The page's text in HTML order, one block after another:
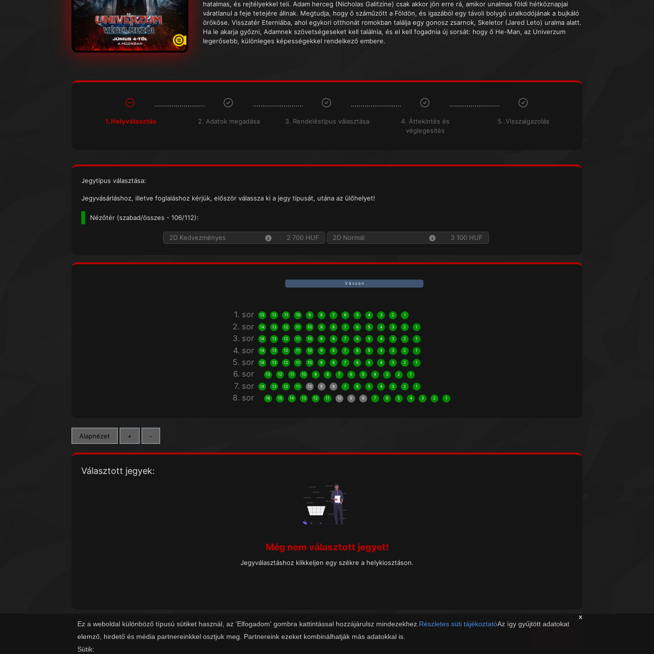
x
Ez a weboldal különböző típusú sütiket használ, az 'Elfogadom' gombra kattintással hozzájárulsz mindezekhez. Részletes süti tájékoztatóAz így gyűjtött adatokat
elemző, hirdető és média partnereinkkel osztjuk meg. Partnereink ezeket kombinálhatják más adatokkal is.
Sütik:
hatalmas, és rejtélyekkel teli. Adam herceg (Nicholas Galitzine) csak akkor jön erre rá, amikor unalmas földi hétköznapjai
váratlanul a feje tetejére állnak. Megtudja, hogy ő száműzött a Földön, és igazából egy távoli bolygó uralkodójának a bujkáló
örököse. Visszatér Eterniába, ahol egykori otthonát romokban találja egy gonosz zsarnok, Skeletor (Jared Leto) uralma alatt.
Ha le akarja győzni, Adamnek szövetségeseket kell találnia, és el kell fogadnia új sorsát: hogy ő He-Man, az Univerzum
legerősebb, különleges képességekkel rendelkező embere.
1. Helyválasztás 2. Adatok megadása 3. Rendeléstípus választása
4. Áttekintés és
véglegesítés
5 .Visszaigazolás
Jegytípus választása:
Jegyvásárláshoz, illetve foglaláshoz kérjük, először válassza ki a jegy típusát, utána az ülőhelyet!
Nézőtér (szabad/összes - 106/112):
2D Kedvezményes 2 700 HUF 2D Normál 3 100 HUF
V á s z o n
1. sor 13 12 11 10 9 8 7 6 5 4 3 2 1
2. sor 14 13 12 11 10 9 8 7 6 5 4 3 2 1
3. sor 14 13 12 11 10 9 8 7 6 5 4 3 2 1
4. sor 14 13 12 11 10 9 8 7 6 5 4 3 2 1
5. sor 14 13 12 11 10 9 8 7 6 5 4 3 2 1
6. sor 13 12 11 10 9 8 7 6 5 4 3 2 1
7. sor 14 13 12 11 10 9 8 7 6 5 4 3 2 1
8. sor 16 15 14 13 12 11 10 9 8 7 6 5 4 3 2 1
Alapnézet + -
Választott jegyek:
Még nem választott jegyet!
Jegyválasztáshoz klikkeljen egy székre a helykiosztáson.